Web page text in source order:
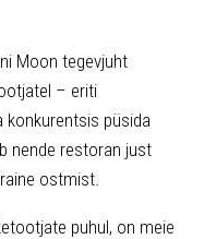
Moon tegevjuht
– eriti
püsida
nende restoran just
ostmist.
puhul, on meie